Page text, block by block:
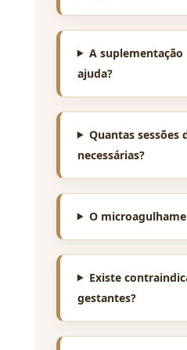
A
ajuda?
Quantas sessões
necessárias?
O
Existe
gestantes?